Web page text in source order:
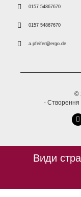
0157 54867670
0157 54867670
a.pfeifer@ergo.de
©
- Створення
Види